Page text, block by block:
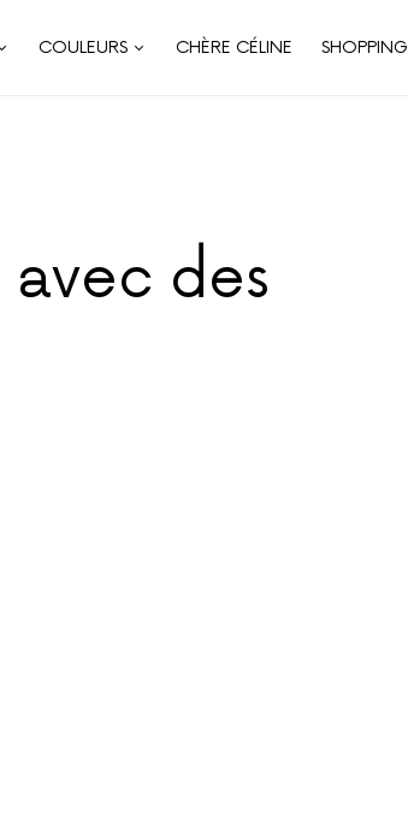
COULEURS CHÈRE CÉLINE SHOPPING
des